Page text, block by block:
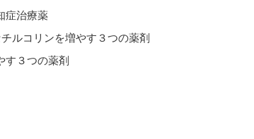
症治療薬
ルコリンを増やす３つの薬剤
す３つの薬剤